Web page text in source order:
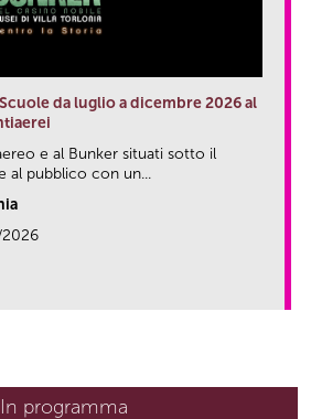
da luglio a dicembre 2026 al
e al Bunker situati sotto il
al pubblico con un...
In programma